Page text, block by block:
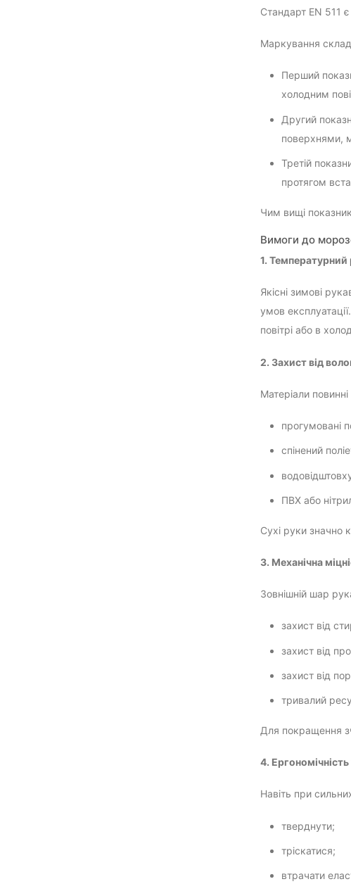
Стандарт EN 511
Маркування
Перший
холодним
Другий
поверхнями,
Третій
протягом
Чим вищі
Вимоги до
1. Температурний
Якісні зимові
умов
повітрі або в
2. Захист від
Матеріали
прогумовані
спінений
ПВХ або
Сухі руки значно
3. Механічна
Зовнішній шар
захист від
захист від
захист від
тривалий
Для покращення
4.
Навіть при
тверднути;
тріскатися;
втрачати